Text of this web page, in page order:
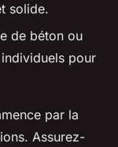
solide.
de béton ou
pour
par la
Assurez-